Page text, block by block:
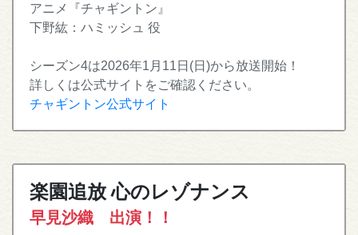
アニメ『チャギントン』
下野紘：ハミッシュ 役
シーズン4は2026年1月11日(日)から放送開始！
詳しくは公式サイトをご確認ください。
チャギントン公式サイト
楽園追放 心のレゾナンス
早見沙織 出演！！